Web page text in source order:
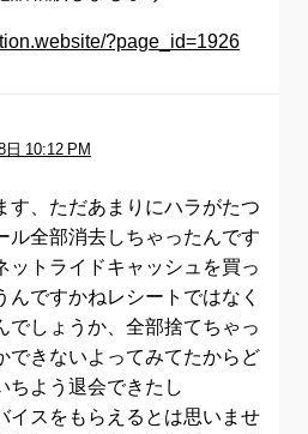
?page_id=1926
日 10:12 PM
す、ただあまりにハラがたつ
ル全部消去しちゃったんです
ットライドキャッシュを買っ
んですかねレシートではなく
でしょうか、全部捨てちゃっ
できないよってみてたからど
ちよう退会できたし
イスをもらえるとは思いませ